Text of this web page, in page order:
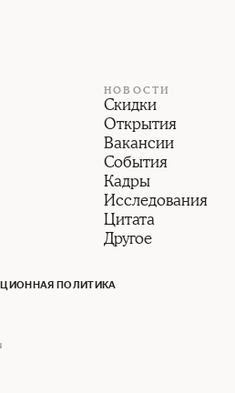
НОВОСТИ
Скидки
Открытия
Вакансии
События
Кадры
Исследования
Цитата
Другое
ПОЛИТИКА